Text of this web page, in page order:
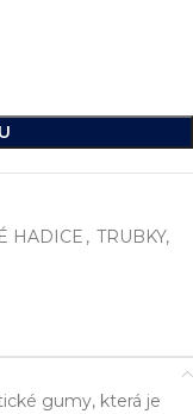
HADICE , TRUBKY,
gumy, která je